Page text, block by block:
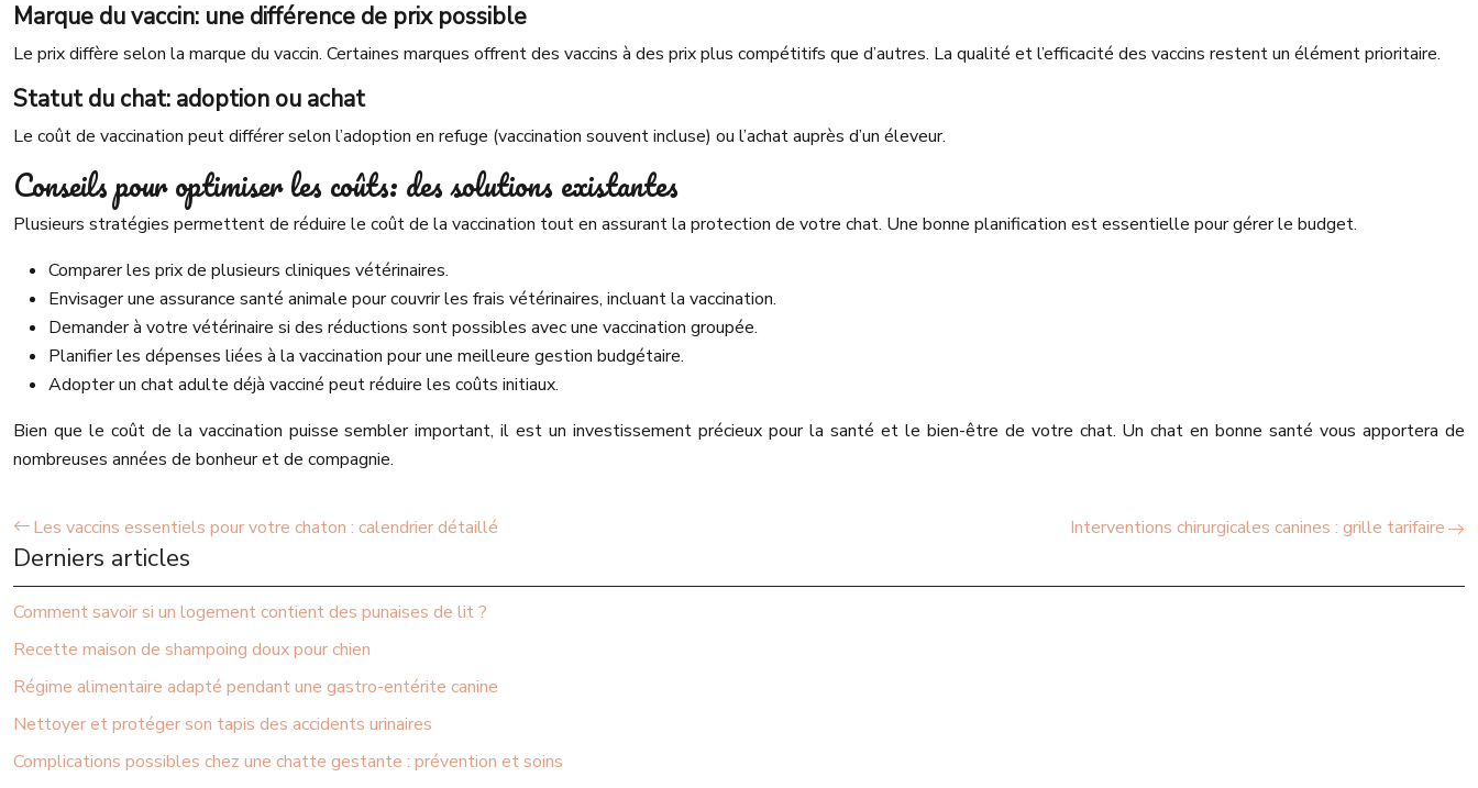
Marque du vaccin: une différence de prix possible
Le prix diffère selon la marque du vaccin. Certaines marques offrent des vaccins à des prix plus compétitifs que d’autres. La qualité et l’efficacité des vaccins restent un élément prioritaire.
Statut du chat: adoption ou achat
Le coût de vaccination peut différer selon l’adoption en refuge (vaccination souvent incluse) ou l’achat auprès d’un éleveur.
Conseils pour optimiser les coûts: des solutions existantes
Plusieurs stratégies permettent de réduire le coût de la vaccination tout en assurant la protection de votre chat. Une bonne planification est essentielle pour gérer le budget.
Comparer les prix de plusieurs cliniques vétérinaires.
Envisager une assurance santé animale pour couvrir les frais vétérinaires, incluant la vaccination.
Demander à votre vétérinaire si des réductions sont possibles avec une vaccination groupée.
Planifier les dépenses liées à la vaccination pour une meilleure gestion budgétaire.
Adopter un chat adulte déjà vacciné peut réduire les coûts initiaux.
Bien que le coût de la vaccination puisse sembler important, il est un investissement précieux pour la santé et le bien-être de votre chat. Un chat en bonne santé vous apportera de
nombreuses années de bonheur et de compagnie.
Les vaccins essentiels pour votre chaton : calendrier détaillé Interventions chirurgicales canines : grille tarifaire
Derniers articles
Comment savoir si un logement contient des punaises de lit ?
Recette maison de shampoing doux pour chien
Régime alimentaire adapté pendant une gastro-entérite canine
Nettoyer et protéger son tapis des accidents urinaires
Complications possibles chez une chatte gestante : prévention et soins